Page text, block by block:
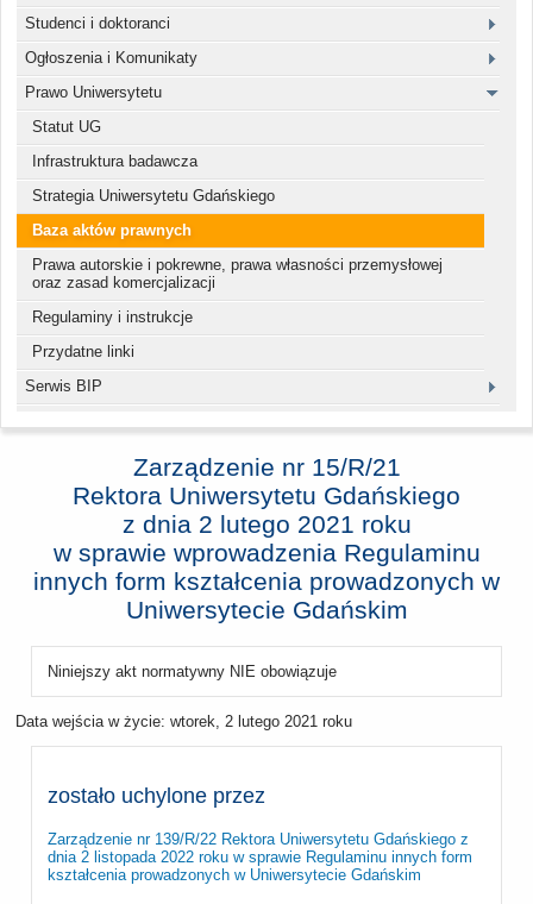
Studenci i doktoranci
Ogłoszenia i Komunikaty
Prawo Uniwersytetu
Statut UG
Infrastruktura badawcza
Strategia Uniwersytetu Gdańskiego
Baza aktów prawnych
Prawa autorskie i pokrewne, prawa własności przemysłowej
oraz zasad komercjalizacji
Regulaminy i instrukcje
Przydatne linki
Serwis BIP
Zarządzenie nr 15/R/21
Rektora Uniwersytetu Gdańskiego
z dnia 2 lutego 2021 roku
w sprawie wprowadzenia Regulaminu
innych form kształcenia prowadzonych w
Uniwersytecie Gdańskim
Niniejszy akt normatywny NIE obowiązuje
Data wejścia w życie: wtorek, 2 lutego 2021 roku
zostało uchylone przez
Zarządzenie nr 139/R/22 Rektora Uniwersytetu Gdańskiego z
dnia 2 listopada 2022 roku w sprawie Regulaminu innych form
kształcenia prowadzonych w Uniwersytecie Gdańskim